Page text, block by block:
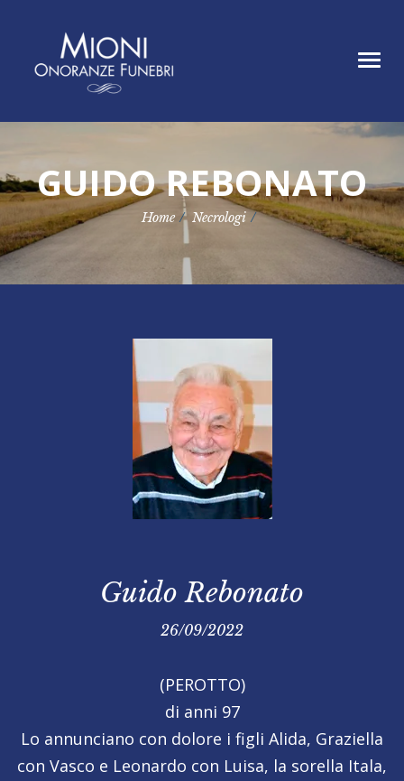
GUIDO REBONATO
Home Necrologi
Guido Rebonato
26/09/2022
(PEROTTO)
di anni 97
Lo annunciano con dolore i figli Alida, Graziella
con Vasco e Leonardo con Luisa, la sorella Itala,